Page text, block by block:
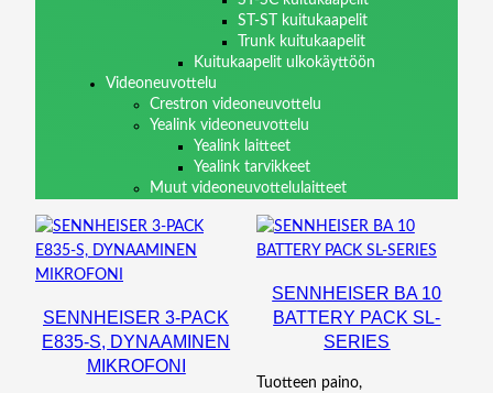
ST-ST kuitukaapelit
Trunk kuitukaapelit
Kuitukaapelit ulkokäyttöön
Videoneuvottelu
Crestron videoneuvottelu
Yealink videoneuvottelu
Yealink laitteet
Yealink tarvikkeet
Muut videoneuvottelulaitteet
SENNHEISER 3-PACK
E835-S, DYNAAMINEN
MIKROFONI
SENNHEISER BA 10
BATTERY PACK SL-
SERIES
Tuotteen paino,